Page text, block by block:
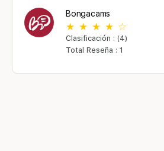
Bongacams
Clasificación : (4)
Total Reseña : 1